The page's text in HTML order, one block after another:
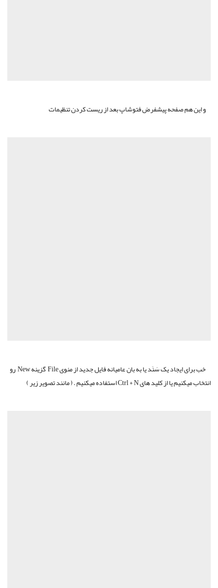
و این هم صفحه پیشفرض فتوشاپ بعد از ریست کردن تنظیمات
خب برای ایجاد یک سَنَد یا به بان عامیانه فایل جدید از منوی File گزینه New رو
انتخاب میکنیم یا از کلید های Ctrl + N استفاده میکنیم . ( مانند تصویر زیر )